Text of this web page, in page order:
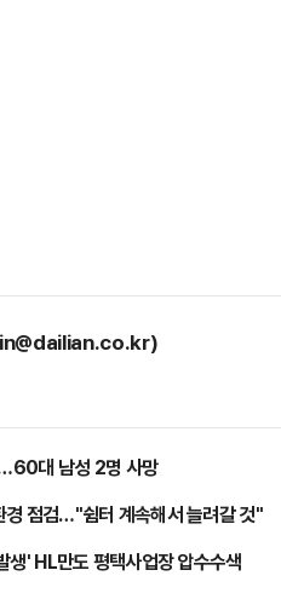
대 남성 2명 사망
경 점검…"쉼터 계속해서 늘려갈 것"
생' HL만도 평택사업장 압수수색